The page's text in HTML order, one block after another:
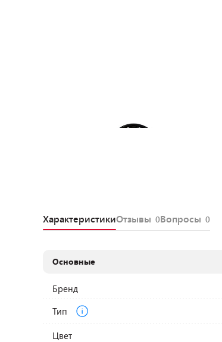
ХарактеристикиОтзывы 0Вопросы 0
Основные
Бренд
Тип
Цвет